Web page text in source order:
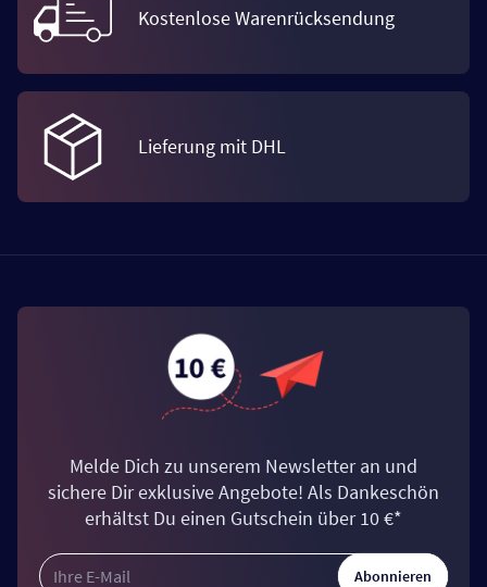
Kostenlose Warenrücksendung
Lieferung mit DHL
Melde Dich zu unserem Newsletter an und
sichere Dir exklusive Angebote! Als Dankeschön
erhältst Du einen Gutschein über 10 €*
Abonnieren